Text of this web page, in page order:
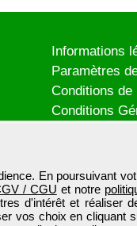
En poursuivant
/ CGU et notre
d'intérêt et réaliser
vos choix en cliquant
Informations
Paramètres
Conditions de
Conditions